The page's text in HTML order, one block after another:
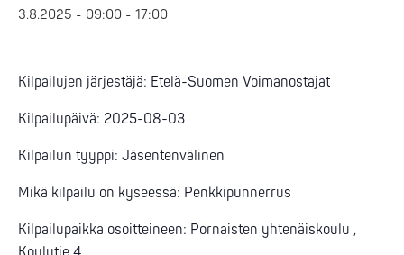
3.8.2025 - 09:00 - 17:00
Kilpailujen järjestäjä: Etelä-Suomen Voimanostajat
Kilpailupäivä: 2025-08-03
Kilpailun tyyppi: Jäsentenvälinen
Mikä kilpailu on kyseessä: Penkkipunnerrus
Kilpailupaikka osoitteineen: Pornaisten yhtenäiskoulu ,